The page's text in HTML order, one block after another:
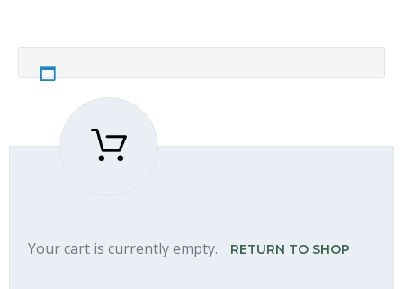
Your cart is currently empty. RETURN TO SHOP